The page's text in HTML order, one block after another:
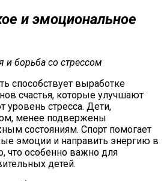
и эмоциональное
и борьба со стрессом
способствует выработке
счастья, которые улучшают
уровень стресса. Дети,
менее подвержены
состояниям. Спорт помогает
эмоции и направить энергию в
что особенно важно для
детей.